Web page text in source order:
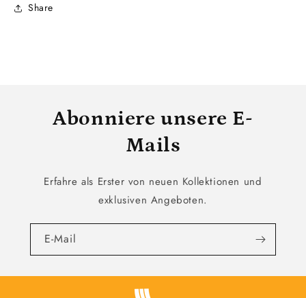
Share
Abonniere unsere E-
Mails
Erfahre als Erster von neuen Kollektionen und
exklusiven Angeboten.
E-Mail